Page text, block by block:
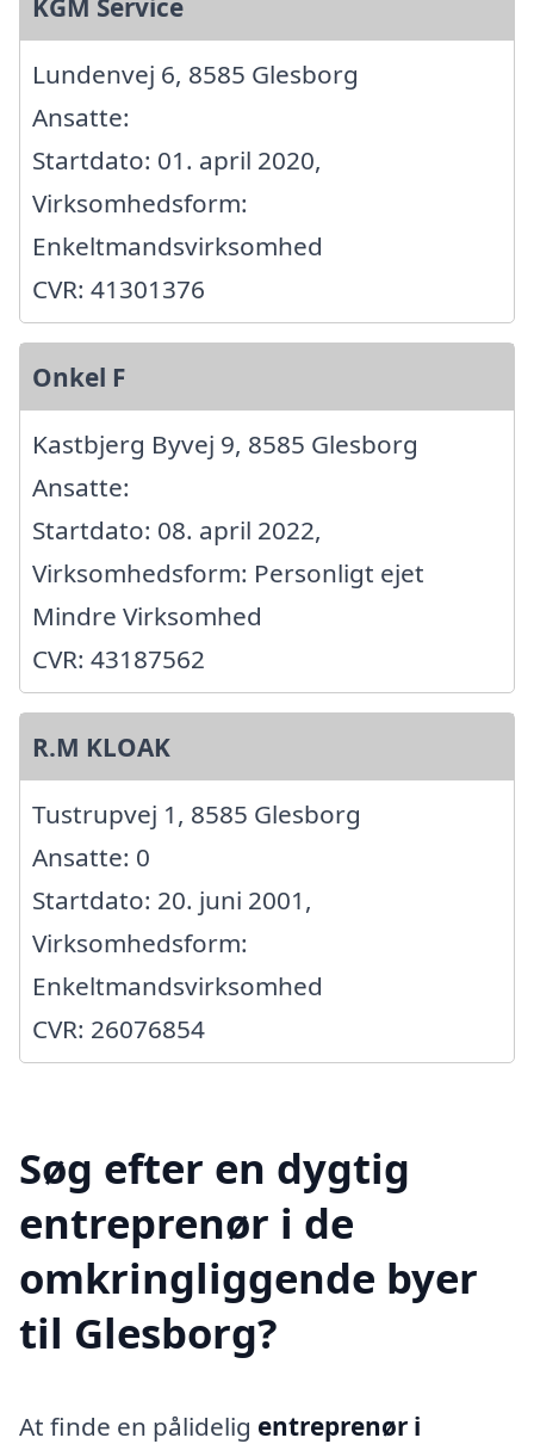
KGM Service
Lundenvej 6, 8585 Glesborg
Ansatte:
Startdato: 01. april 2020,
Virksomhedsform:
Enkeltmandsvirksomhed
CVR: 41301376
Onkel F
Kastbjerg Byvej 9, 8585 Glesborg
Ansatte:
Startdato: 08. april 2022,
Virksomhedsform: Personligt ejet
Mindre Virksomhed
CVR: 43187562
R.M KLOAK
Tustrupvej 1, 8585 Glesborg
Ansatte: 0
Startdato: 20. juni 2001,
Virksomhedsform:
Enkeltmandsvirksomhed
CVR: 26076854
Søg efter en dygtig
entreprenør i de
omkringliggende byer
til Glesborg?
At finde en pålidelig entreprenør i